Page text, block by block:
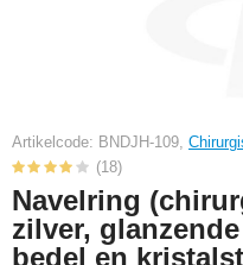
Artikelcode: BNDJH-109,
(18)
Navelring
zilver,
bedel en